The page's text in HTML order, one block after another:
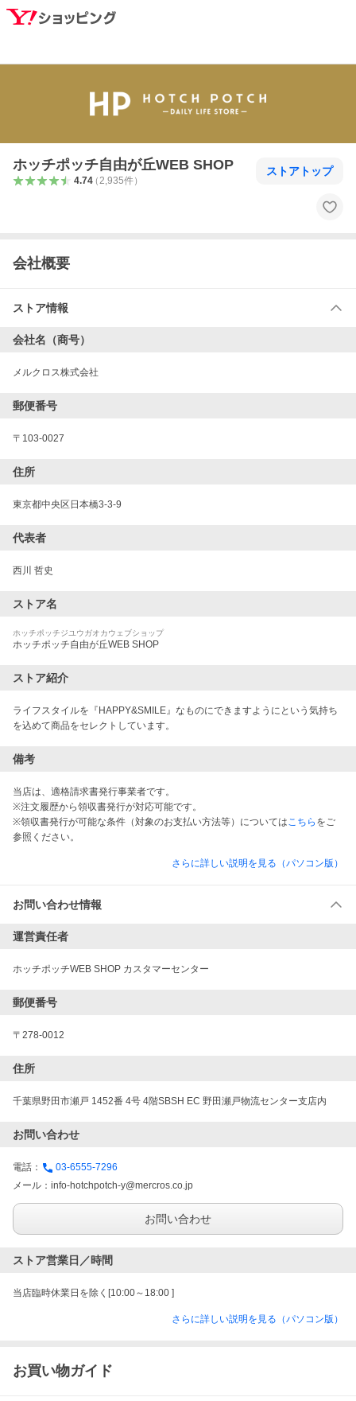
ホッチポッチ自由が丘WEB SHOP
4.74（2,935件）
ストアトップ
会社概要
ストア情報
会社名（商号）
メルクロス株式会社
郵便番号
〒 103-0027
住所
東京都中央区日本橋3-3-9
代表者
西川 哲史
ストア名
ホッチポッチジユウガオカウェブショップ
ホッチポッチ自由が丘WEB SHOP
ストア紹介
ライフスタイルを『HAPPY&SMILE』なものにできますようにという気持ち
を込めて商品をセレクトしています。
備考
当店は、適格請求書発行事業者です。
※注文履歴から領収書発行が対応可能です。
※領収書発行が可能な条件（対象のお支払い方法等）については こちら をご
参照ください。
さらに詳しい説明を見る（パソコン版）
お問い合わせ情報
運営責任者
ホッチポッチWEB SHOP カスタマーセンター
郵便番号
〒278-0012
住所
千葉県野田市瀬戸 1452番 4号 4階SBSH EC 野田瀬戸物流センター支店内
お問い合わせ
電話：
03-6555-7296
メール： info-hotchpotch-y@mercros.co.jp
お問い合わせ
ストア営業日／時間
当店臨時休業日を除く[10:00～18:00 ]
さらに詳しい説明を見る（パソコン版）
お買い物ガイド